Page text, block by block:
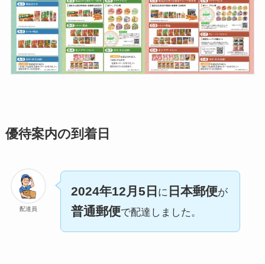
優待案内の到着日
配達員
2024年12月5日 に 日本郵便が
普通郵便で配達しました。